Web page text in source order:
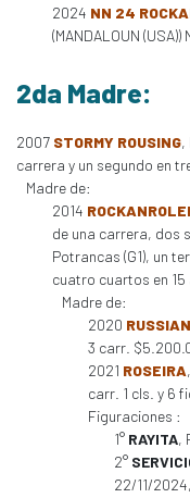
2024 NN 24
(MANDALOUN
2da Madre:
2007 STORMY ROUSING,
carrera y un segundo en
Madre de:
2014
de una carrera, dos
Potrancas (G1), un
cuatro cuartos en
Madre de:
2020
3 carr.
2021 ROSEIRA
carr. 1 cls. y 6
Figuraciones :
1° RAYITA,
2°
22/11/